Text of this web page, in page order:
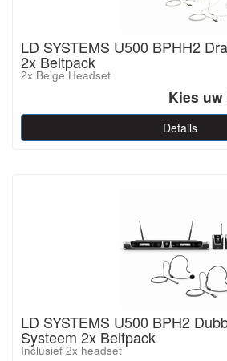
LD SYSTEMS U500 BPHH2
2x Beltpack
2x Beige Headset
Kies
Details
LD SYSTEMS U500 BPH2
Systeem 2x Beltpack
Inclusief 2x headset